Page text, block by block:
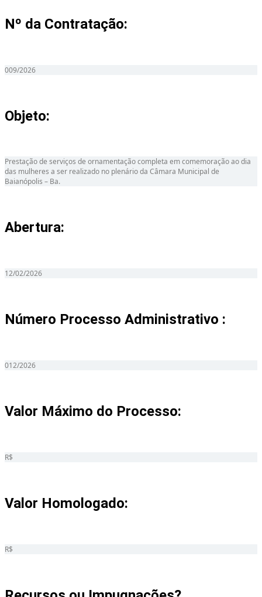
Nº da Contratação:
009/2026
Objeto:
Prestação de serviços de ornamentação completa em comemoração ao dia
das mulheres a ser realizado no plenário da Câmara Municipal de
Baianópolis – Ba.
Abertura:
12/02/2026
Número Processo Administrativo :
012/2026
Valor Máximo do Processo: ​
R$
Valor Homologado: ​
R$